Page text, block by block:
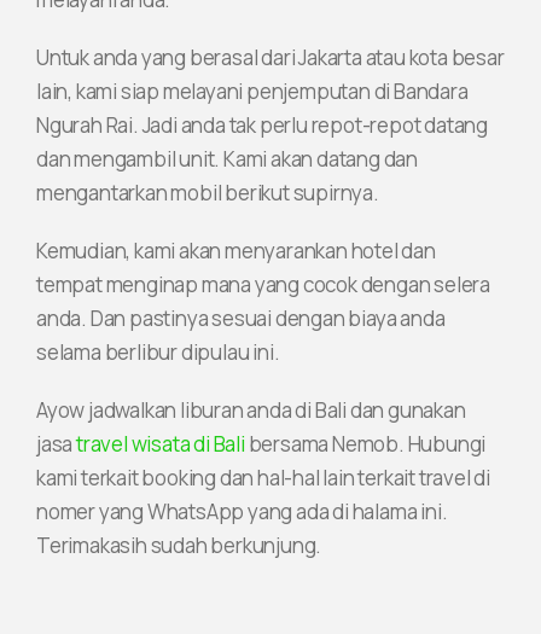
Untuk anda yang berasal dari Jakarta atau kota besar
lain, kami siap melayani penjemputan di Bandara
Ngurah Rai. Jadi anda tak perlu repot-repot datang
dan mengambil unit. Kami akan datang dan
mengantarkan mobil berikut supirnya.
Kemudian, kami akan menyarankan hotel dan
tempat menginap mana yang cocok dengan selera
anda. Dan pastinya sesuai dengan biaya anda
selama berlibur dipulau ini.
Ayow jadwalkan liburan anda di Bali dan gunakan
jasatravel wisata di Bali bersama Nemob. Hubungi
kami terkait booking dan hal-hal lain terkait travel di
nomer yang WhatsApp yang ada di halama ini.
Terimakasih sudah berkunjung.